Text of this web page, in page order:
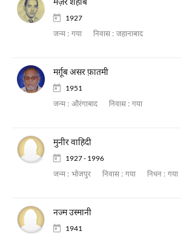
1927
जन्म : गया निवास : जहानाबाद
मर्ग़ूब असर फ़ातमी
1951
जन्म : औरंगाबाद निवास : गया
मुनीर वाहिदी
1927 - 1996
जन्म : भोजपुर निवास : गया निधन : गया
नज्म उस्मानी
1941